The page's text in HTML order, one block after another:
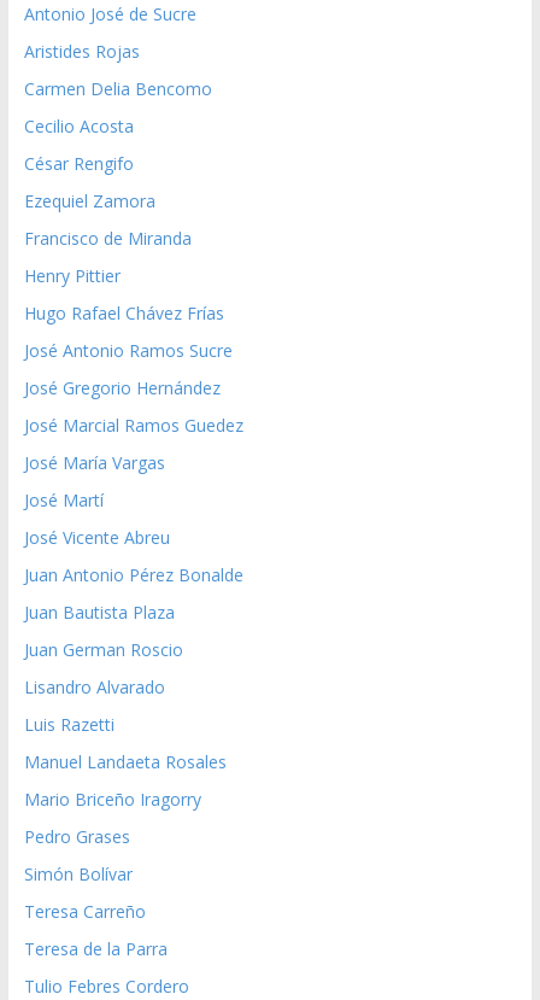
Antonio José de Sucre
Aristides Rojas
Carmen Delia Bencomo
Cecilio Acosta
César Rengifo
Ezequiel Zamora
Francisco de Miranda
Henry Pittier
Hugo Rafael Chávez Frías
José Antonio Ramos Sucre
José Gregorio Hernández
José Marcial Ramos Guedez
José María Vargas
José Martí
José Vicente Abreu
Juan Antonio Pérez Bonalde
Juan Bautista Plaza
Juan German Roscio
Lisandro Alvarado
Luis Razetti
Manuel Landaeta Rosales
Mario Briceño Iragorry
Pedro Grases
Simón Bolívar
Teresa Carreño
Teresa de la Parra
Tulio Febres Cordero